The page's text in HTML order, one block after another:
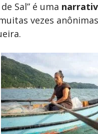
Sal” é uma
vezes